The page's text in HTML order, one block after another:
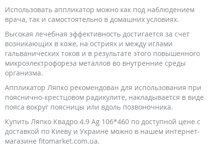
Использовать аппликатор можно как под наблюдением
врача, так и самостоятельно в домашних условиях.
Высокая лечебная эффективность достигается за счет
возникающих в коже, на остриях и между иглами
гальванических токов и в результате этого повышенного
микроэлектрофореза металлов во внутренние среды
организма.
Аппликатор Ляпко рекомендован для использования при
пояснично-крестцовом радикулите, накладывается в виде
пояса вокруг поясницы или вдоль позвоночника.
Купить Ляпко Квадро 4.9 Ag 106*460 по доступной цене с
доставкой по Киеву и Украине можно в нашем интернет-
магазине fitomarket.com.ua.